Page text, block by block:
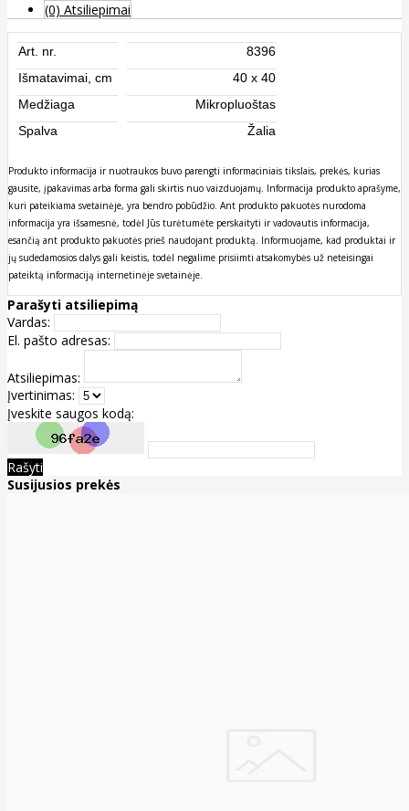
(0) Atsiliepimai
Art. nr.
8396
Išmatavimai, cm
40 x 40
Medžiaga
Mikropluoštas
Spalva
Žalia
Produkto informacija ir nuotraukos buvo parengti informaciniais tikslais, prekės, kurias
gausite, įpakavimas arba forma gali skirtis nuo vaizduojamų. Informacija produkto aprašyme,
kuri pateikiama svetainėje, yra bendro pobūdžio. Ant produkto pakuotės nurodoma
informacija yra išsamesnė, todėl Jūs turėtumėte perskaityti ir vadovautis informacija,
esančią ant produkto pakuotės prieš naudojant produktą. Informuojame, kad produktai ir
jų sudedamosios dalys gali keistis, todėl negalime prisiimti atsakomybės už neteisingai
pateiktą informaciją internetinėje svetainėje.
Parašyti atsiliepimą
Vardas:
El. pašto adresas:
Atsiliepimas:
Įvertinimas:
Įveskite saugos kodą:
Rašyti
Susijusios prekės